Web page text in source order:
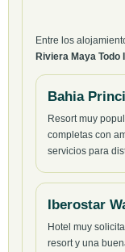
Entre los
Riviera Maya Todo
Bahia
Resort muy
completas con
servicios para
Iberostar
Hotel muy
resort y una